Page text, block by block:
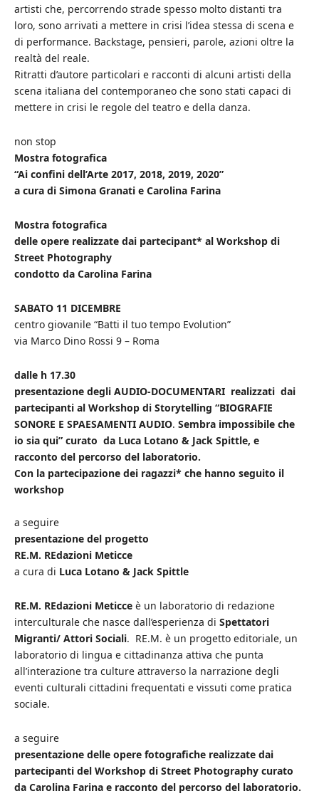
artisti che, percorrendo strade spesso molto distanti tra
loro, sono arrivati a mettere in crisi l’idea stessa di scena e
di performance. Backstage, pensieri, parole, azioni oltre la
realtà del reale.
Ritratti d’autore particolari e racconti di alcuni artisti della
scena italiana del contemporaneo che sono stati capaci di
mettere in crisi le regole del teatro e della danza.
non stop
Mostra fotografica
“Ai confini dell’Arte 2017, 2018, 2019, 2020”
a cura di Simona Granati e Carolina Farina
Mostra fotografica
delle opere realizzate dai partecipant* al Workshop di
Street Photography
condotto da Carolina Farina
SABATO 11 DICEMBRE
centro giovanile “Batti il tuo tempo Evolution”
via Marco Dino Rossi 9 – Roma
dalle h 17.30
presentazione degli AUDIO-DOCUMENTARI realizzati dai
partecipanti al Workshop di Storytelling “BIOGRAFIE
SONORE E SPAESAMENTI AUDIO. Sembra impossibile che
io sia qui” curato da Luca Lotano & Jack Spittle, e
racconto del percorso del laboratorio.
Con la partecipazione dei ragazzi* che hanno seguito il
workshop
a seguire
presentazione del progetto
RE.M. REdazioni Meticce
a cura di Luca Lotano & Jack Spittle
RE.M. REdazioni Meticce è un laboratorio di redazione
interculturale che nasce dall’esperienza di Spettatori
Migranti/ Attori Sociali. RE.M. è un progetto editoriale, un
laboratorio di lingua e cittadinanza attiva che punta
all’interazione tra culture attraverso la narrazione degli
eventi culturali cittadini frequentati e vissuti come pratica
sociale.
a seguire
presentazione delle opere fotografiche realizzate dai
partecipanti del Workshop di Street Photography curato
da Carolina Farina e racconto del percorso del laboratorio.